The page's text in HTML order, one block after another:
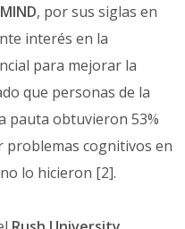
MIND, por sus siglas en
interés en la
para mejorar la
que personas de la
pauta obtuvieron 53%
problemas cognitivos en
lo hicieron [2].